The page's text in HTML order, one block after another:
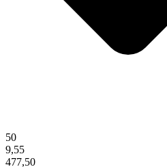
50
9,55
477,50